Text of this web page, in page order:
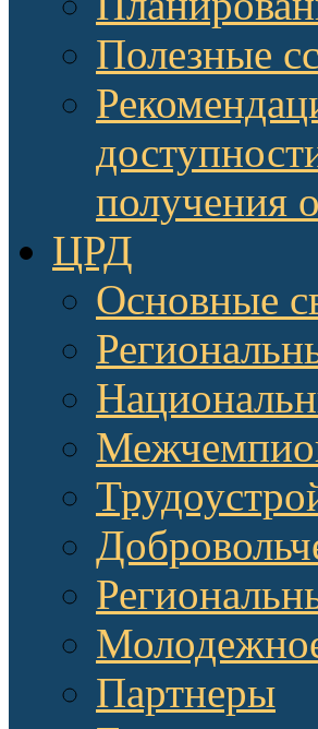
Полезные
получения
ЦРД
Основные
Партнеры